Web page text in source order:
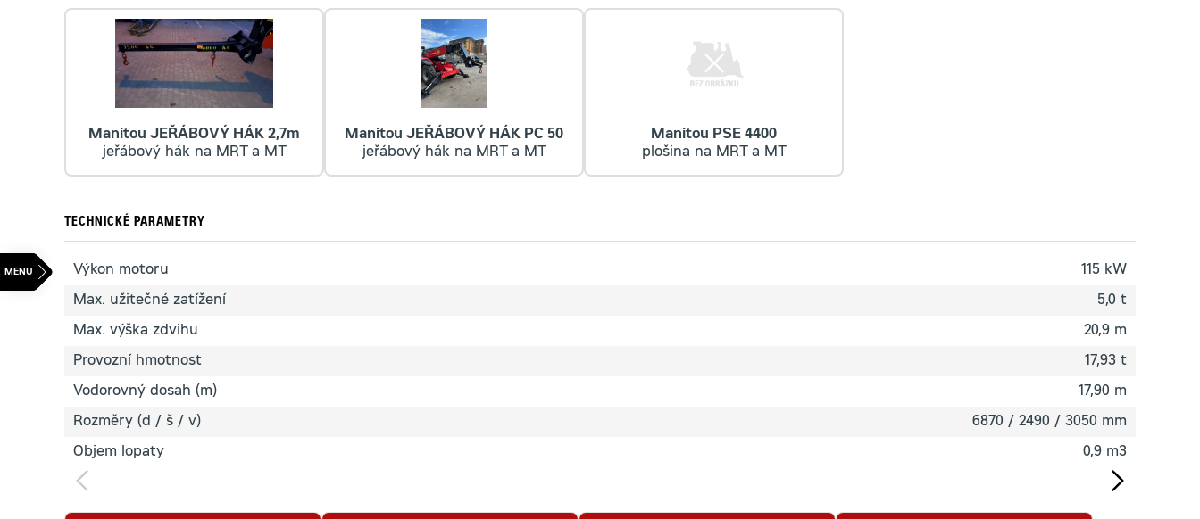
Manitou JEŘÁBOVÝ HÁK 2,7m
jeřábový hák na MRT a MT
Manitou JEŘÁBOVÝ HÁK PC 50
jeřábový hák na MRT a MT
Manitou PSE 4400
plošina na MRT a MT
TECHNICKÉ PARAMETRY
Výkon motoru 115 kW
Max. užitečné zatížení 5,0 t
Max. výška zdvihu 20,9 m
Provozní hmotnost 17,93 t
Vodorovný dosah (m) 17,90 m
Rozměry (d / š / v) 6870 / 2490 / 3050 mm
Objem lopaty 0,9 m3